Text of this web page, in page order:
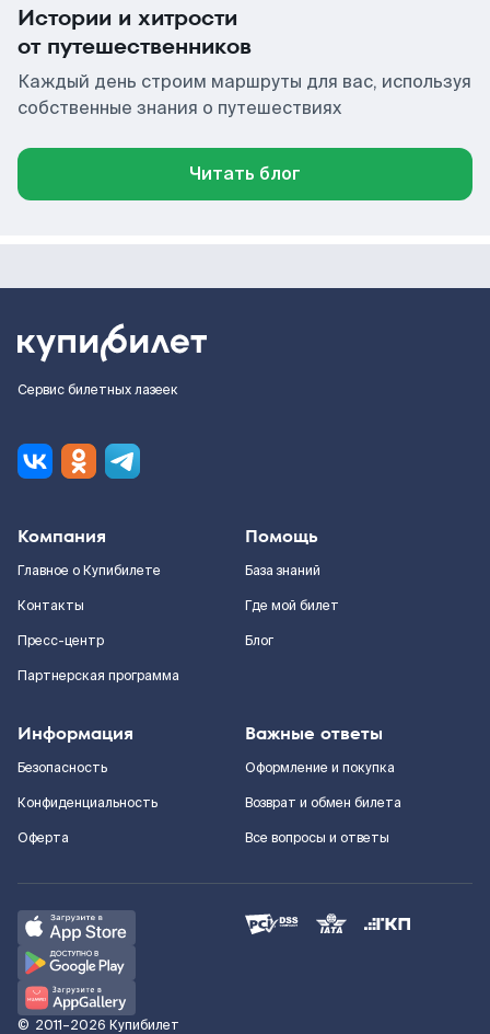
Истории и хитрости
от путешественников
Каждый день строим маршруты для вас, используя
собственные знания о путешествиях
Читать блог
Сервис билетных лазеек
Компания
Главное о Купибилете
Контакты
Пресс-центр
Партнерская программа
Помощь
База знаний
Где мой билет
Блог
Информация
Безопасность
Конфиденциальность
Оферта
Важные ответы
Оформление и покупка
Возврат и обмен билета
Все вопросы и ответы
© 2011–2026 Купибилет